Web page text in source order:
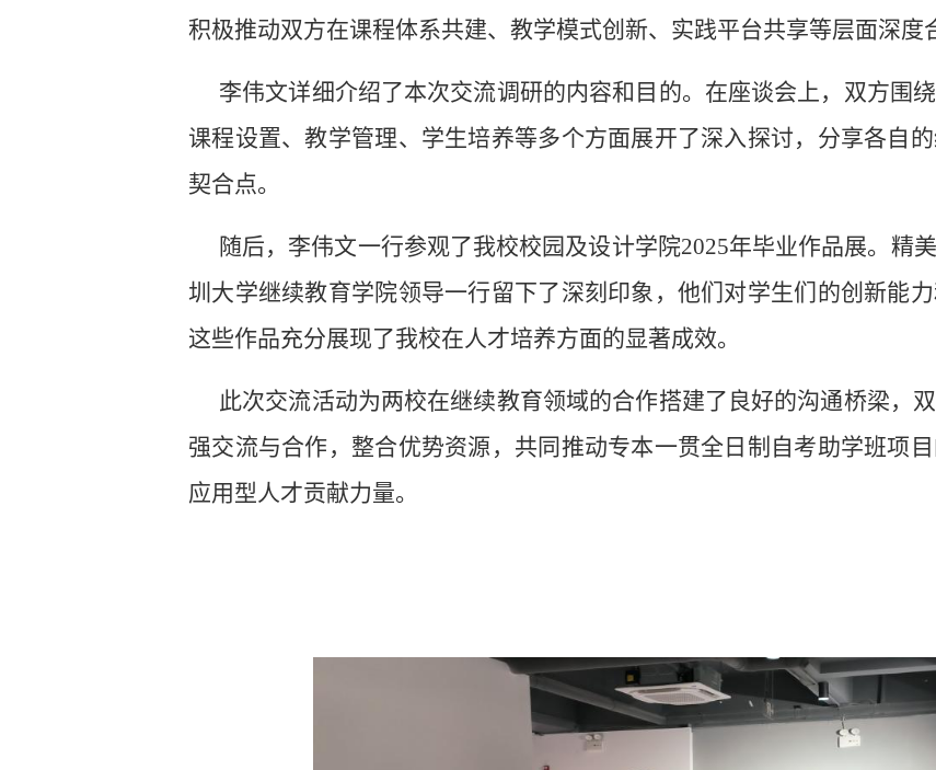
积极推动双方在课程体系共建、教学模式创新、实践平台共享等层面深度
李伟文详细介绍了本次交流调研的内容和目的。在座谈会上，双方围
课程设置、教学管理、学生培养等多个方面展开了深入探讨，分享各自
契合点。
随后，李伟文一行参观了我校校园及设计学院2025年毕业作品展。精
圳大学继续教育学院领导一行留下了深刻印象，他们对学生们的创新能
这些作品充分展现了我校在人才培养方面的显著成效。
此次交流活动为两校在继续教育领域的合作搭建了良好的沟通桥梁，
强交流与合作，整合优势资源，共同推动专本一贯全日制自考助学班项
应用型人才贡献力量。